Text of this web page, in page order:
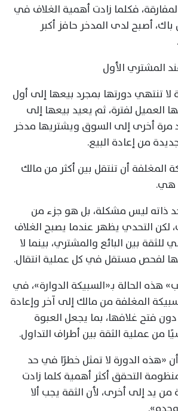
فكلما زادت أهمية الغلاف في
أصبح لدى المدخر حافز أكبر
المشتري الأول
لا تنتهي دورتها بمجرد بيعها إلى أول
العميل لفترة، ثم يعيد بيعها إلى
مرة أخرى إلى السوق ويشتريها مدخر
من إعادة البيع.
المغلفة أن تنتقل بين أكثر من مالك
هي.
ذاته ليس مشكلة، بل هو جزء من
التحدي يظهر عندما يصبح الغلاف
بين البائع والمشتري، بينما لا
لفحص مستقل في كل عملية انتقال.
الحالة بـ«السبيكة الدوارة»، في
المغلفة من مالك إلى آخر وإعادة
فتح غلافها، بما يجعل العبوة
من عملية الثقة بين أطراف التداول.
«هذه الدورة لا تمثل خطرًا في حد
التحقق أكثر أهمية كلما زادت
من يد إلى أخرى، لأن الثقة يجب ألا